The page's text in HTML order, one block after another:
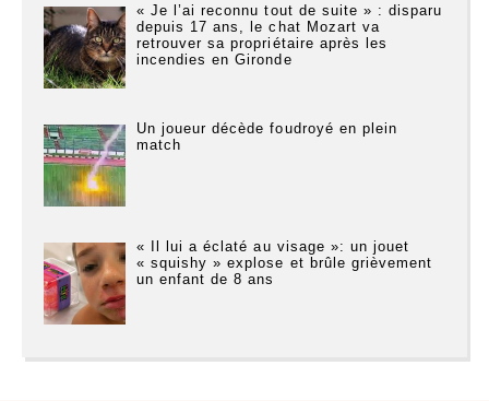
« Je l’ai reconnu tout de suite » : disparu
depuis 17 ans, le chat Mozart va
retrouver sa propriétaire après les
incendies en Gironde
Un joueur décède foudroyé en plein
match
« Il lui a éclaté au visage »: un jouet
« squishy » explose et brûle grièvement
un enfant de 8 ans